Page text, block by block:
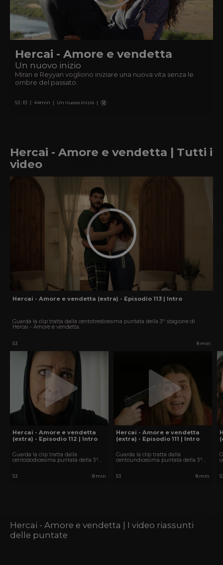
Hercai - Amore e vendetta
Un nuovo inizio
Miran e Reyyan vogliono iniziare una nuova vita senza le
ombre del passato.
S3: E1 | 44min | Un nuovo inizio |
Hercai - Amore e vendetta | Tutti i
video
Hercai - Amore e vendetta (extra) - Episodio 113 | Intro
Guarda la clip tratta dalla centotredicesima puntata della 3ª stagione di
Hercai - Amore e vendetta.
S3 8 min
Hercai - Amore e vendetta
(extra) - Episodio 112 | Intro
Guarda la clip tratta dalla
centododicesima puntata della 3ª
S3 8 min
Hercai - Amore e vendetta
(extra) - Episodio 111 | Intro
Guarda la clip tratta dalla
centoundicesima puntata della 3ª
S3 8 min
Hercai - Amore e vendetta | I video riassunti
delle puntate